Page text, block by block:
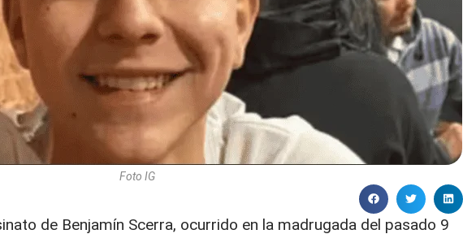
Foto IG
de Benjamín Scerra, ocurrido en la madrugada del pasado 9